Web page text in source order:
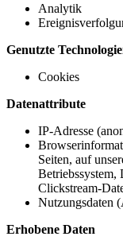
Analytik
Genutzte
Cookies
Datenattribute
IP-Adresse
Seiten, auf
Betriebssystem,
Clickstream-
Nutzungsdaten
Erhobene Daten